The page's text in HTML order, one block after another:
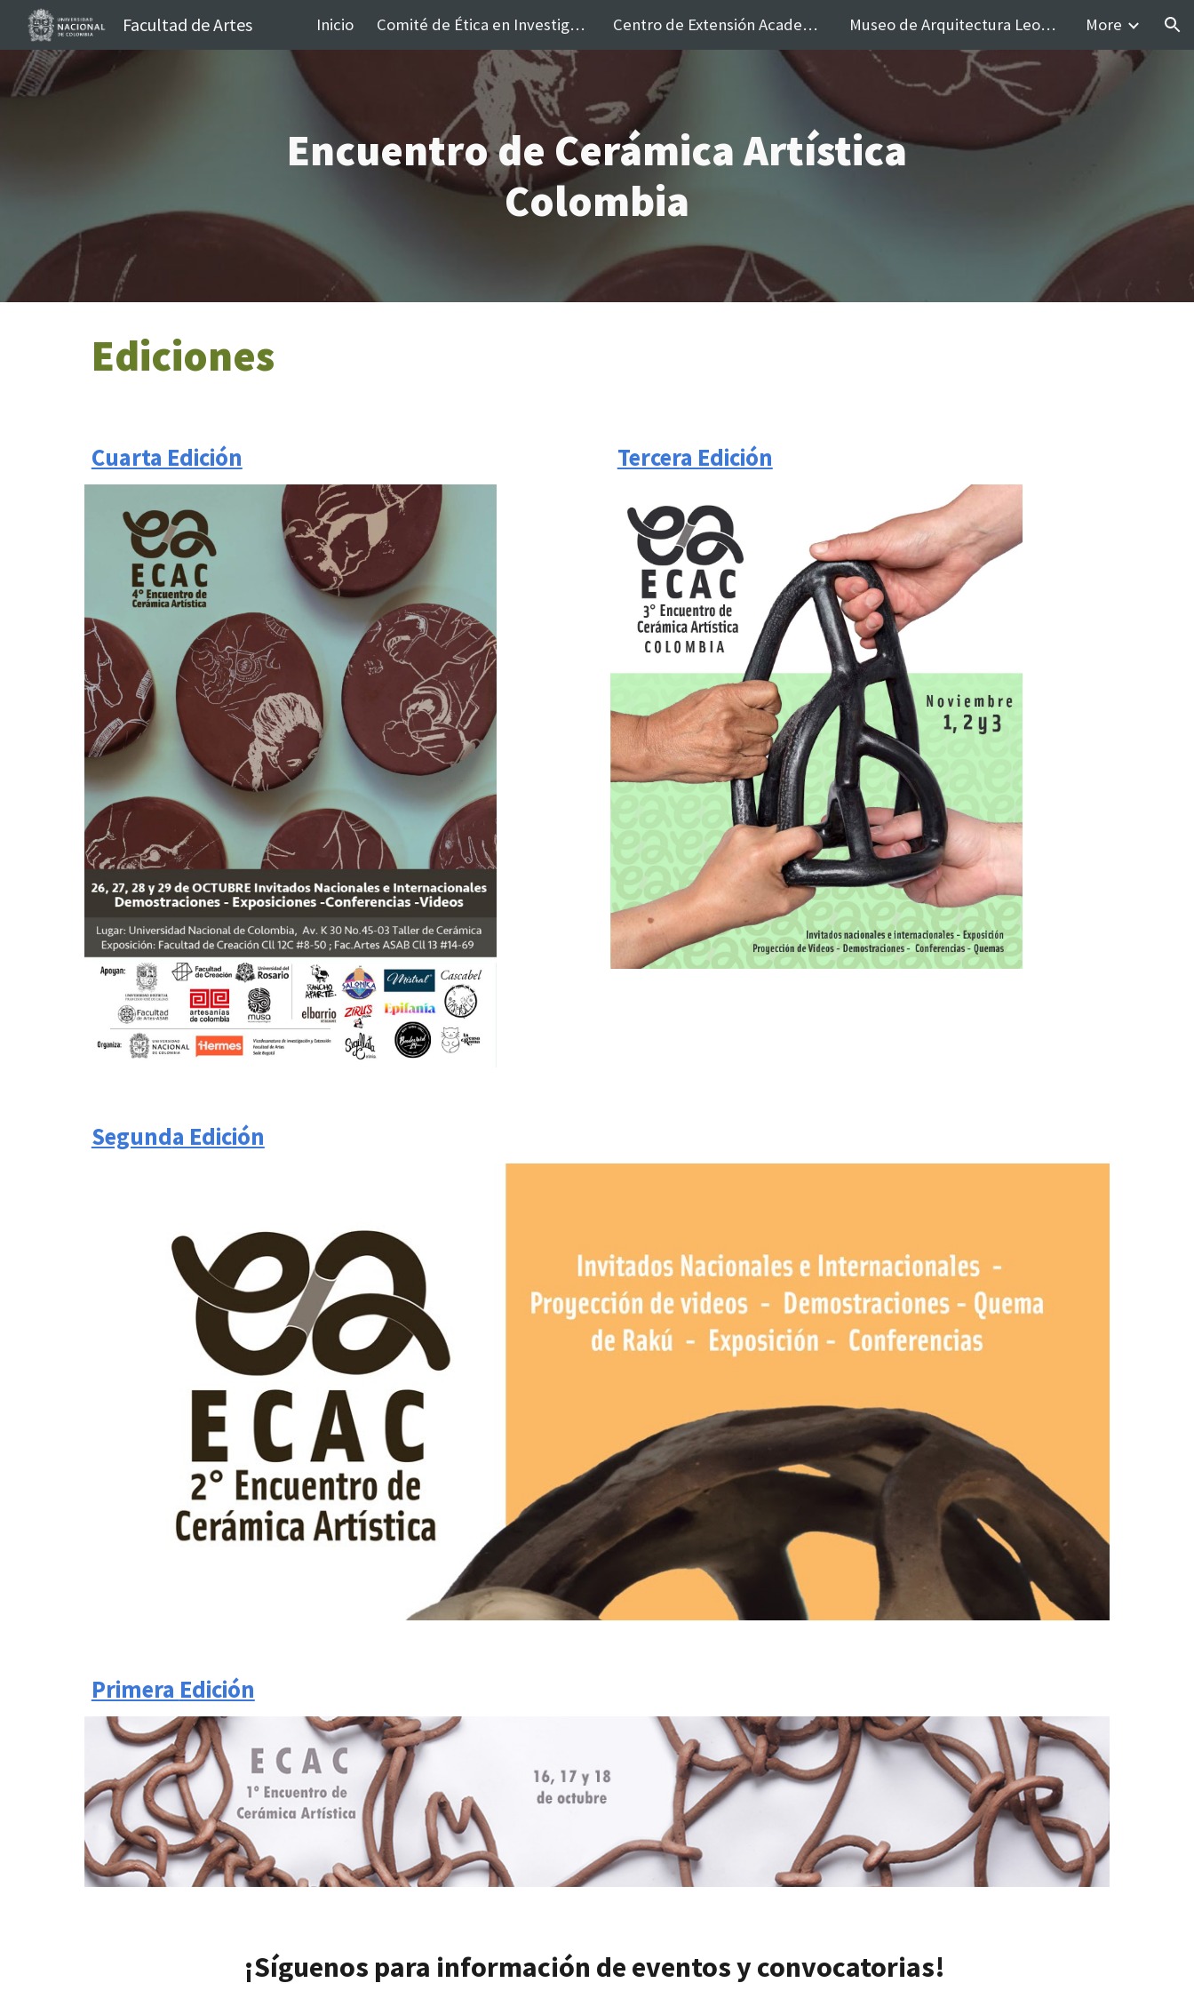
Skip to main content Skip to navigation
Facultad de Artes Inicio Comité de Ética en Investigación y Creación de la Facultad Centro de Extensión Academica Museo de Arquitectura Leopoldo Rother More
Encuentro de Cerámica Artística
Colombia
Ediciones
Cuarta Edición Tercera Edición
Segunda Edición
Primera Edición
¡Síguenos para información de eventos y convocatorias!